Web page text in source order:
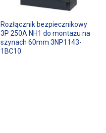
Rozłącznik bezpiecznikowy
3P 250A NH1 do montażu na
szynach 60mm 3NP1143-
1BC10